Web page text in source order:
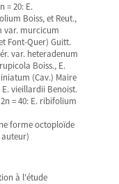
= 20: E.
Boiss, et Reut.,
var. murcicum
Font-Quer) Guitt.
var. heteradenum
Boiss., E.
(Cav.) Maire
vieillardii Benoist.
= 40: E. ribifolium
forme octoploïde
à l'étude